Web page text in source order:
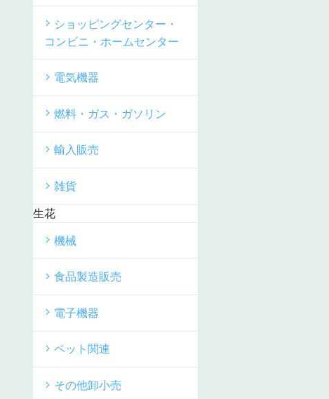
ショッピングセンター・
コンビニ・ホームセンター
電気機器
燃料・ガス・ガソリン
輸入販売
雑貨
生花
機械
食品製造販売
電子機器
ペット関連
その他卸小売